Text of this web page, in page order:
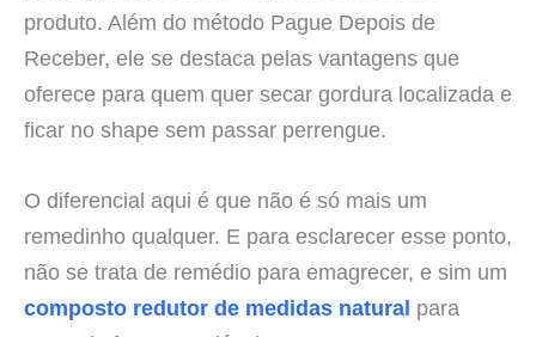
produto. Além do método Pague Depois de
Receber, ele se destaca pelas vantagens que
oferece para quem quer secar gordura localizada e
ficar no shape sem passar perrengue.
O diferencial aqui é que não é só mais um
remedinho qualquer. E para esclarecer esse ponto,
não se trata de remédio para emagrecer, e sim um
composto redutor de medidas natural para